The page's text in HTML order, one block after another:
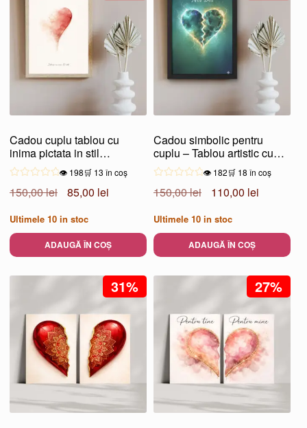
Opțiunile
în
pagina
produsului.
Cadou cuplu tablou cu
inima pictata in stil
minimalist👁️ 198🛒 13 în coș
150,00lei
Prețul
a
fost:
150,00 lei.
85,00 leiPrețul
85,00 lei.
Ultimele 10 in stoc
ADAUGĂ ÎN COȘ
Cadou simbolic pentru
cuplu – Tablou artistic cu
inima “Noi doi”
👁️ 182🛒 18 în coș
150,00lei
Prețul
a
fost:
150,00 lei.
110,00 leiPrețul
110,00
Ultimele 10 in stoc
ADAUGĂ ÎN COȘ
31% 27%